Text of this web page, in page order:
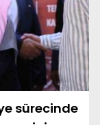
sürecinde